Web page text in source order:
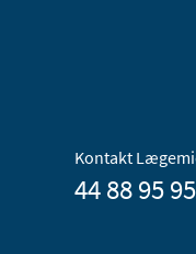
Kontakt
44 88 95